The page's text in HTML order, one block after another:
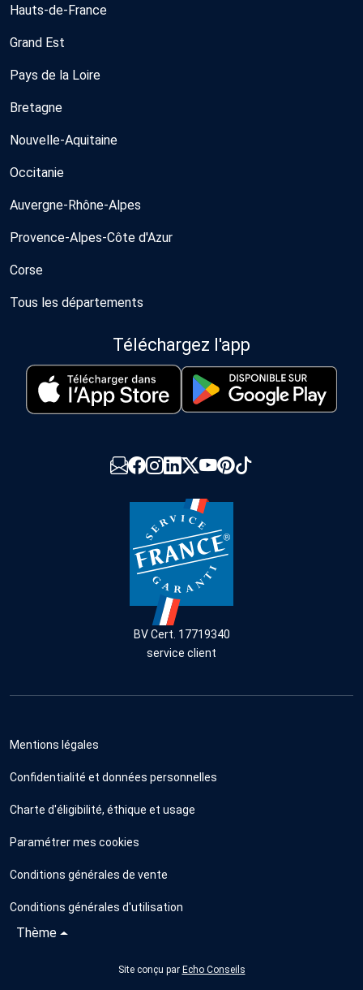
Hauts-de-France
Grand Est
Pays de la Loire
Bretagne
Nouvelle-Aquitaine
Occitanie
Auvergne-Rhône-Alpes
Provence-Alpes-Côte d'Azur
Corse
Tous les départements
Téléchargez l'app
BV Cert. 17719340
service client
Mentions légales
Confidentialité et données personnelles
Charte d'éligibilité, éthique et usage
Paramétrer mes cookies
Conditions générales de vente
Conditions générales d'utilisation
Thème
Site conçu par Echo Conseils